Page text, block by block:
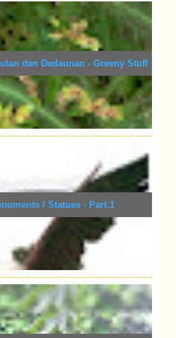
dan Dedaunan - Greeny Stuff
/ Statues - Part.1